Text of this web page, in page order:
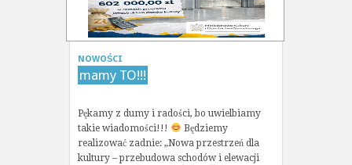
NOWOŚCI
mamy TO!!!
Pękamy z dumy i radości, bo uwielbiamy
takie wiadomości!!!
Będziemy
realizować zadnie: „Nowa przestrzeń dla
kultury – przebudowa schodów i elewacji